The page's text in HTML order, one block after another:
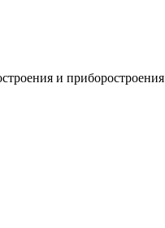
и приборостроения